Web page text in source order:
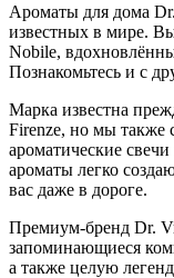
Ароматы для дома
известных в мире.
Nobile,
Познакомьтесь и с
Марка известна
Firenze, но мы также
ароматические
ароматы легко
вас даже в дороге.
Премиум-бренд Dr.
запоминающиеся
а также целую